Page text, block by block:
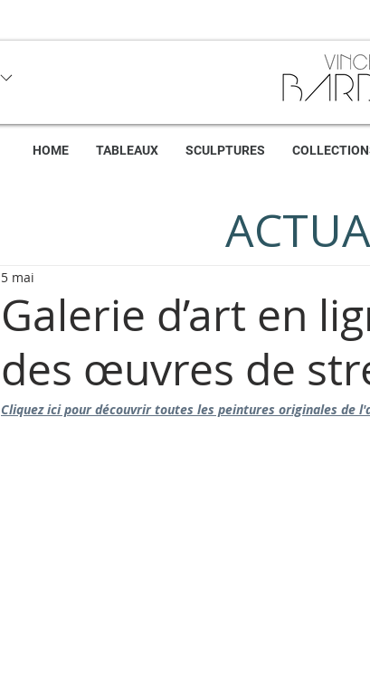
HOME TABLEAUX SCULPTURES
Galerie d’art en
des œuvres de
5 mai
Cliquez ici pour découvrir toutes les peintures originales de